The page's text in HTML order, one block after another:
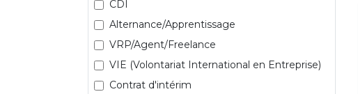
CDI
Alternance/Apprentissage
VRP/Agent/Freelance
VIE (Volontariat International en Entreprise)
Contrat d'intérim